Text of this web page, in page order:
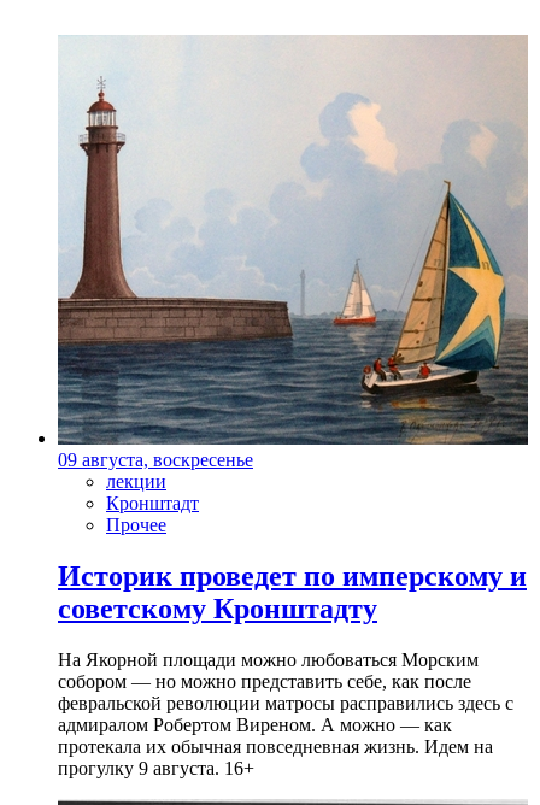
09 августа, воскресенье
лекции
Кронштадт
Прочее
Историк проведет по имперскому и
советскому Кронштадту
На Якорной площади можно любоваться Морским
собором — но можно представить себе, как после
февральской революции матросы расправились здесь с
адмиралом Робертом Виреном. А можно — как
протекала их обычная повседневная жизнь. Идем на
прогулку 9 августа. 16+